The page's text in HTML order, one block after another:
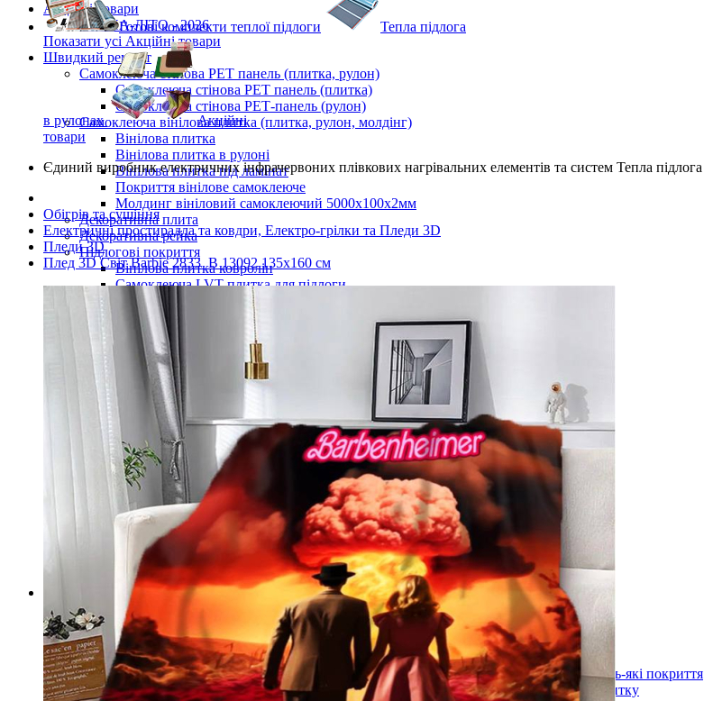
Акційні товари
ВЕСНА-ЛІТО - 2026
Показати усі Акційні товари
Швидкий ремонт
Самоклеюча стінова PET панель (плитка, рулон)
Самоклеюча стінова PET панель (плитка)
Самоклеюча стінова РЕТ-панель (рулон)
Самоклеюча вінілова плитка (плитка, рулон, молдінг)
Вінілова плитка
Вінілова плитка в рулоні
Вінілова плитка під ламінат
Покриття вінілове самоклеюче
Молдинг вініловий самоклеючий 5000х100х2мм
Декоративна плита
Декоративна рейка
Підлогові покриття
Вінілова плитка ковролін
Самоклеюча LVT плитка для підлоги
Підлогові покриття пазли
Композитна плитка ДПК
Самоклеюче підлогове вінілове покриття в рулоні 3000х600х1,5мм
Самоклеючі декоративні 3D панелі
Самоклеюча декоративна 3D панель (рейка)
Самоклеюча декоративна 3D панель (рулон)
Самоклеюча декоративна 3D панель (плитка)
ПВХ панелі
Декоративна ПВХ панель (без клейового шару)
ПВХ панелі на самоклейці
Плівка (рулони)
Самоклеюча плівка
Плівка віконна
Самоклеюча поліуретанова плитка
Мозаїка з декоративного скла 298х298х4,5мм
Самоклеюча гнучка штукатурка (плитка, рулон)
Меблі для дому, дачі, пікніка
Показати усі Швидкий ремонт
Інфрачервона електрична плівкова тепла підлога
Інфрачервона плівка на метри
Готові комплекти теплої інфрачервоної плівкової підлоги
Комплекти для монтажу теплої підлоги Monocrystal під будь-які покриття
Комплекти для монтажу теплої підлоги Monocrystal під плитку
Комплекти для монтажу теплої підлоги Monocrystal (з терморегулятором) під будь-які покриття
Комплекти для монтажу теплої підлоги Monocrystal (з терморегулятором) під плитку
Готові комплекти теплої підлоги Тепла підлога
в рулонах
Акційні
товари
Єдиний виробникелектричних інфрачервоних плівкових нагрівальних елементів та систем Тепла підлога
Обігрів та сушіння
Електричні простирадла та ковдри, Електро-грілки та Пледи 3D
Пледи 3D
Плед 3D Світ Barbie 2833_B 13092 135х160 см